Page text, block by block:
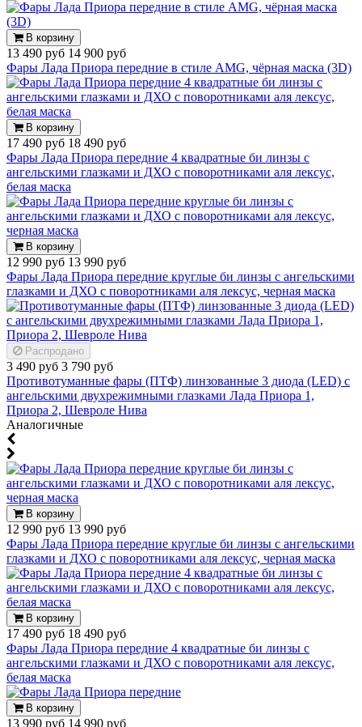
В корзину
13 490 руб 14 900 руб
Фары Лада Приора передние в стиле AMG, чёрная маска (3D)
В корзину
17 490 руб 18 490 руб
Фары Лада Приора передние 4 квадратные би линзы с
ангельскими глазками и ДХО с поворотниками аля лексус,
белая маска
В корзину
12 990 руб 13 990 руб
Фары Лада Приора передние круглые би линзы с ангельскими
глазками и ДХО с поворотниками аля лексус, черная маска
Распродано
3 490 руб 3 790 руб
Противотуманные фары (ПТФ) линзованные 3 диода (LED) с
ангельскими двухрежимными глазками Лада Приора 1,
Приора 2, Шевроле Нива
Аналогичные
В корзину
12 990 руб 13 990 руб
Фары Лада Приора передние круглые би линзы с ангельскими
глазками и ДХО с поворотниками аля лексус, черная маска
В корзину
17 490 руб 18 490 руб
Фары Лада Приора передние 4 квадратные би линзы с
ангельскими глазками и ДХО с поворотниками аля лексус,
белая маска
В корзину
13 990 руб 14 990 руб